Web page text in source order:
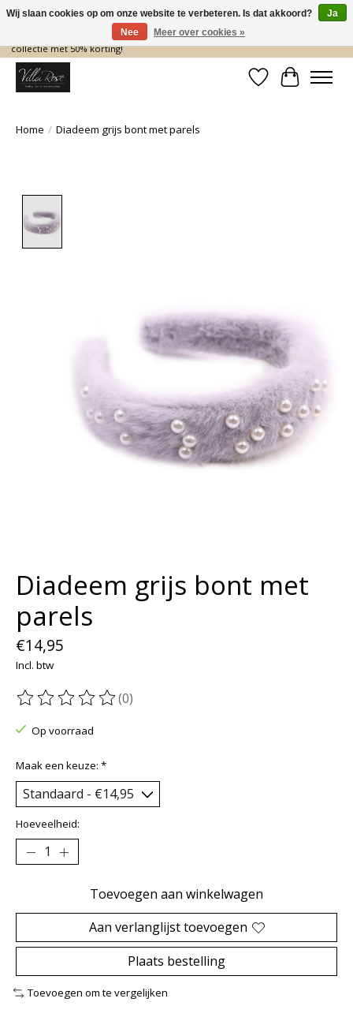
De nieuwe collectie komt eraan… en wij maken ruimte! Shop nu de zomer
collectie met 50% korting!
Verlanglijst
Home / Diadeem grijs bont met parels
Diadeem grijs bont met
parels
€14,95
Incl. btw
De beoordeling van dit product is
(0)
Op voorraad
Maak een keuze: *
Hoeveelheid:
Toevoegen aan winkelwagen
Aan verlanglijst toevoegen
Plaats bestelling
Toevoegen om te vergelijken
Wij slaan cookies op om onze website te verbeteren. Is dat akkoord?
Ja
Nee
Meer over cookies »